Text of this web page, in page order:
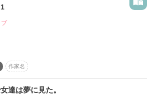
ごビギナーズ応援コンテスト～中・長編チ
なテスト、募集中。
1
。
作家名
達は夢に見た。